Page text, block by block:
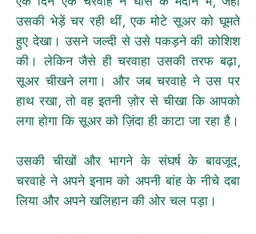
उसकी भेड़ें चर रही थीं, एक मोटे सूअर को घूमते
हुए देखा। उसने जल्दी से उसे पकड़ने की कोशिश
की। लेकिन जैसे ही चरवाहा उसकी तरफ बढ़ा,
सूअर चीखने लगा। और जब चरवाहे ने उस पर
हाथ रखा, तो वह इतनी ज़ोर से चीखा कि आपको
लगा होगा कि सूअर को ज़िंदा ही काटा जा रहा है।
उसकी चीखों और भागने के संघर्ष के बावजूद,
चरवाहे ने अपने इनाम को अपनी बांह के नीचे दबा
लिया और अपने खलिहान की ओर चल पड़ा।